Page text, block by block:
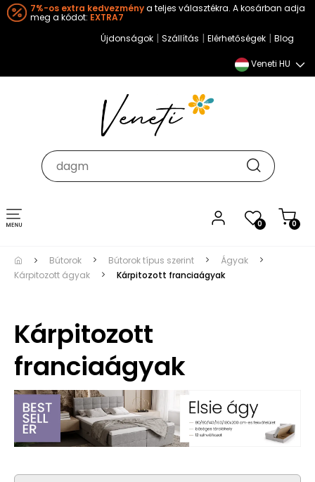
7%-os extra kedvezménya teljes választékra. A kosárban adja
meg a kódot: EXTRA7
Újdonságok | Szállítás | Elérhetőségek | Blog
Veneti HU
0 0
Toggle
navigation
Bútorok Bútorok típus szerint
Ágyak
Kárpitozott ágyak
Kárpitozott franciaágyak
Kárpitozott
franciaágyak